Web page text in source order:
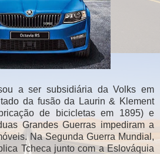
a ser subsidiária da Volks em
da fusão da Laurin & Klement
de bicicletas em 1895) e
Grandes Guerras impediram a
Na Segunda Guerra Mundial,
Tcheca junto com a Eslováquia